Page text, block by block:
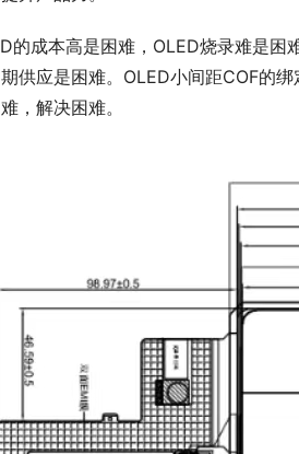
的成本高是困难，OLED烧录难是
供应是困难。OLED小间距COF的
，解决困难。